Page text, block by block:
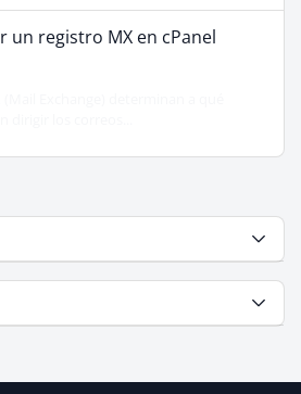
un registro MX en cPanel